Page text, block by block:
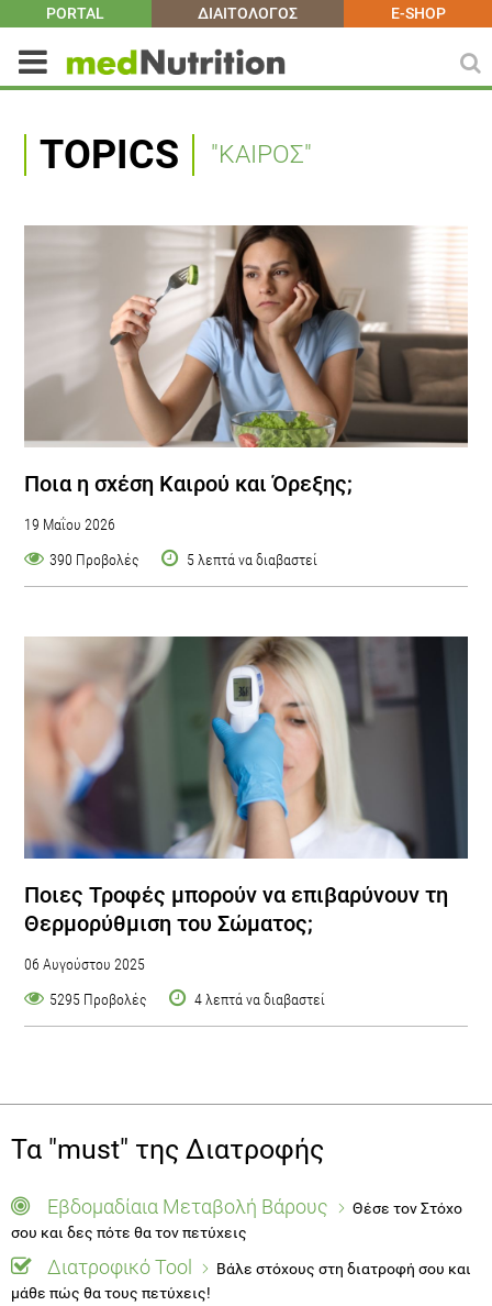
PORTAL ΔΙΑΙΤΟΛΟΓΟΣ E-SHOP
TOPICS "ΚΑΙΡΟΣ"
Ποια η σχέση Καιρού και Όρεξης;
19 Μαΐου 2026
390 Προβολές
5 λεπτά να διαβαστεί
Ποιες Τροφές μπορούν να επιβαρύνουν τη
Θερμορύθμιση του Σώματος;
06 Αυγούστου 2025
5295 Προβολές
4 λεπτά να διαβαστεί
Τα "must" της Διατροφής
Εβδομαδίαια Μεταβολή Βάρους
Θέσε τον Στόχο
σου και δες πότε θα τον πετύχεις
Διατροφικό Tool
Βάλε στόχους στη διατροφή σου και
μάθε πώς θα τους πετύχεις!